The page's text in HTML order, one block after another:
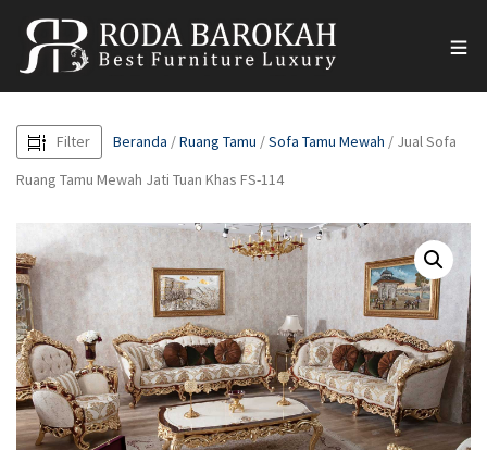
Filter Beranda /Ruang Tamu /Sofa Tamu Mewah / Jual Sofa
Ruang Tamu Mewah Jati Tuan Khas FS-114